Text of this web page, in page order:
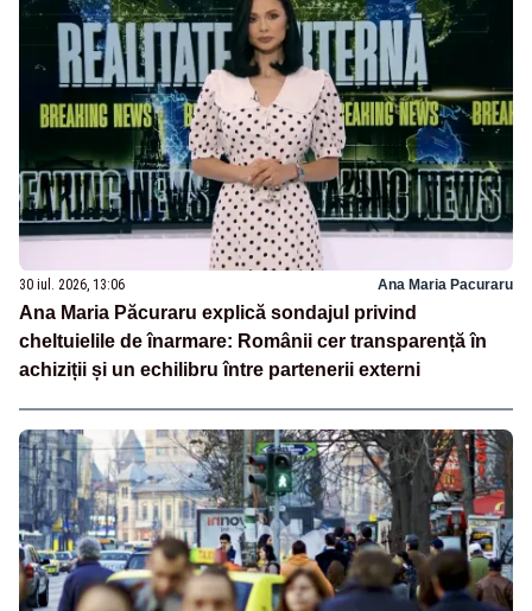
30 iul. 2026, 13:06 Ana Maria Pacuraru
Ana Maria Păcuraru explică sondajul privind
cheltuielile de înarmare: Românii cer transparență în
achiziții și un echilibru între partenerii externi